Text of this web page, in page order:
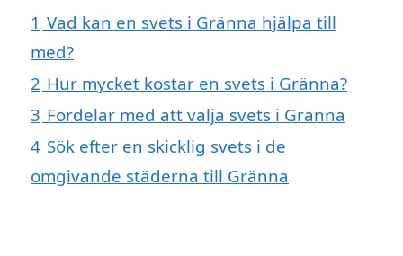
1 Vad kan en svets i Gränna hjälpa till
med?
2 Hur mycket kostar en svets i Gränna?
3 Fördelar med att välja svets i Gränna
4 Sök efter en skicklig svets i de
omgivande städerna till Gränna